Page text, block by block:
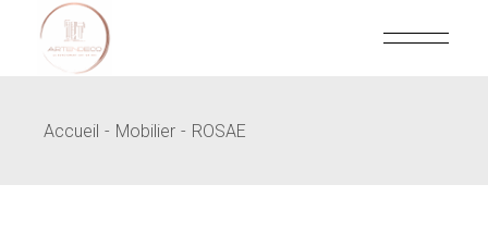
content
Accueil Mobilier ROSAE